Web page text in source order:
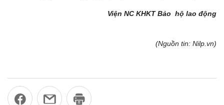
Viện NC KHKT Bảo hộ lao động
(Nguồn tin: Nilp.vn)